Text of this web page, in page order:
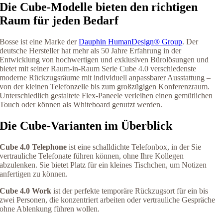
Die Cube-Modelle bieten den richtigen
Raum für jeden Bedarf
Bosse ist eine Marke derDauphin HumanDesign® Group. Der
deutsche Hersteller hat mehr als 50 Jahre Erfahrung in der
Entwicklung von hochwertigen und exklusiven Bürolösungen und
bietet mit seiner Raum-in-Raum Serie Cube 4.0 verschiedenste
moderne Rückzugsräume mit individuell anpassbarer Ausstattung –
von der kleinen Telefonzelle bis zum großzügigen Konferenzraum.
Unterschiedlich gestaltete Flex-Paneele verleihen einen gemütlichen
Touch oder können als Whiteboard genutzt werden.
Die Cube-Varianten im Überblick
Cube 4.0 Telephone ist eine schalldichte Telefonbox, in der Sie
vertrauliche Telefonate führen können, ohne Ihre Kollegen
abzulenken. Sie bietet Platz für ein kleines Tischchen, um Notizen
anfertigen zu können.
Cube 4.0 Work ist der perfekte temporäre Rückzugsort für ein bis
zwei Personen, die konzentriert arbeiten oder vertrauliche Gespräche
ohne Ablenkung führen wollen.